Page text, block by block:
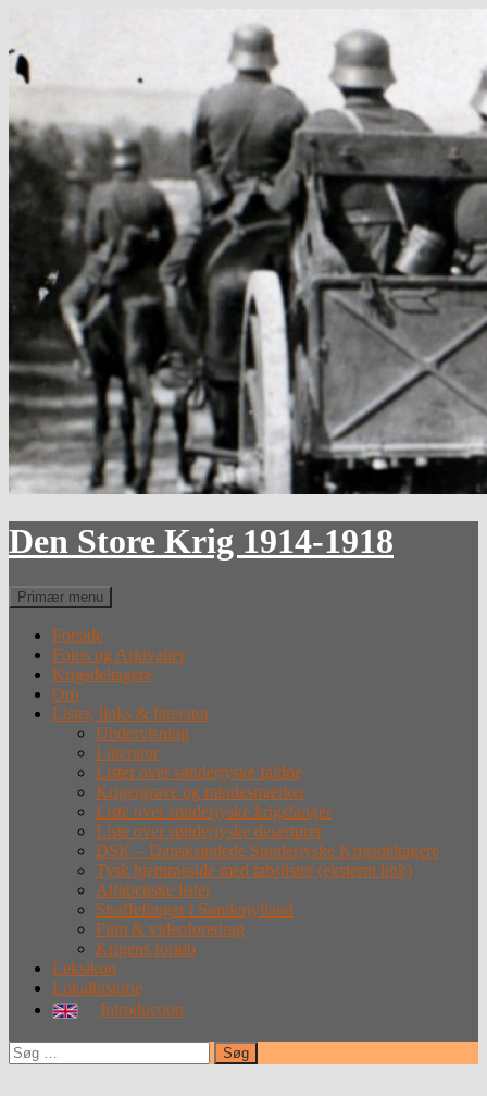
indhold
Den Store Krig 1914-1918
Søg
Primær menu
Forside
Fotos og Arkivalier
Krigsdeltagere
Om
Lister, links & litteratur
Undervisning
Litteratur
Lister over sønderjyske faldne
Krigergrave og mindesmærker
Liste over sønderjyske krigsfanger
Liste over sønderjyske desertører
DSK – Dansksindede Sønderjyske Krigsdeltagere
Tysk hjemmeside med tabslister (eksternt link)
Alfabetiske lister
Straffefanger i Sønderjylland
Film & videoforedrag
Krigens forløb
Leksikon
Lokalhistorie
Introduction
Søg
efter: